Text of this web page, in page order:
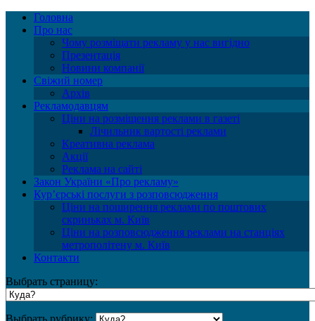
Головна
Про нас
Чому розміщати рекламу у нас вигідно
Презентація
Новини компанії
Свіжий номер
Архів
Рекламодавцям
Ціни на розміщення реклами в газеті
Лічильник вартості реклами
Креативна реклама
Акції
Реклама на сайті
Закон України «Про рекламу»
Куp’єрські послуги з розповсюдження
Ціни на поширення реклами по поштових
скриньках м. Київ
Ціни на розповсюдження реклами на станціях
метрополітену м. Київ
Контакти
Выбрать страницу:
Выбрать рубрику: